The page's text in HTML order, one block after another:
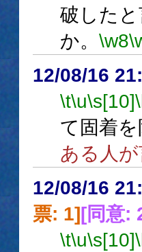
破した
か。 \w8
12/08/16
\t\u\s[10]
て固着
ある人
12/08/16
票: 1][同意:
\t\u\s[10]